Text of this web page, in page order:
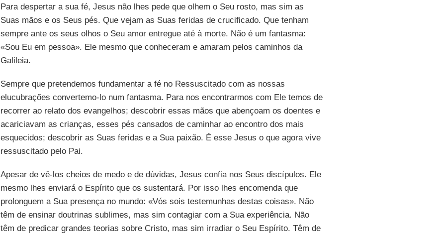
Para despertar a sua fé, Jesus não lhes pede que olhem o Seu rosto, mas sim as
Suas mãos e os Seus pés. Que vejam as Suas feridas de crucificado. Que tenham
sempre ante os seus olhos o Seu amor entregue até à morte. Não é um fantasma:
«Sou Eu em pessoa». Ele mesmo que conheceram e amaram pelos caminhos da
Galileia.
Sempre que pretendemos fundamentar a fé no Ressuscitado com as nossas
elucubrações convertemo-lo num fantasma. Para nos encontrarmos com Ele temos de
recorrer ao relato dos evangelhos; descobrir essas mãos que abençoam os doentes e
acariciavam as crianças, esses pés cansados de caminhar ao encontro dos mais
esquecidos; descobrir as Suas feridas e a Sua paixão. É esse Jesus o que agora vive
ressuscitado pelo Pai.
Apesar de vê-los cheios de medo e de dúvidas, Jesus confia nos Seus discípulos. Ele
mesmo lhes enviará o Espírito que os sustentará. Por isso lhes encomenda que
prolonguem a Sua presença no mundo: «Vós sois testemunhas destas coisas». Não
têm de ensinar doutrinas sublimes, mas sim contagiar com a Sua experiência. Não
têm de predicar grandes teorias sobre Cristo, mas sim irradiar o Seu Espírito. Têm de